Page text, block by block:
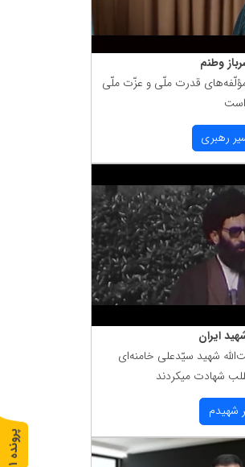
وطنم
قدرت ملّی و عزّت ملّی
است
رهبری
ایران
شهید سیّدعلی خامنه‌ای
شهادت میكردند
شهیدم
پ
ر
و
ن
د
ه
1